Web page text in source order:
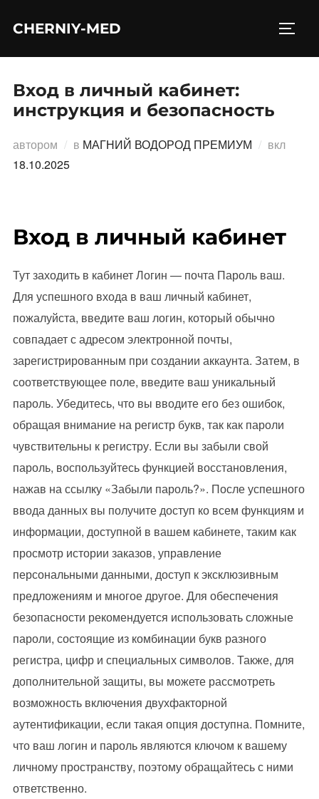
CHERNIY-MED
Вход в личный кабинет:
инструкция и безопасность
автором в МАГНИЙ ВОДОРОД ПРЕМИУМ вкл
18.10.2025
Вход в личный кабинет
Тут заходить в кабинет Логин — почта Пароль ваш.
Для успешного входа в ваш личный кабинет,
пожалуйста, введите ваш логин, который обычно
совпадает с адресом электронной почты,
зарегистрированным при создании аккаунта. Затем, в
соответствующее поле, введите ваш уникальный
пароль. Убедитесь, что вы вводите его без ошибок,
обращая внимание на регистр букв, так как пароли
чувствительны к регистру. Если вы забыли свой
пароль, воспользуйтесь функцией восстановления,
нажав на ссылку «Забыли пароль?». После успешного
ввода данных вы получите доступ ко всем функциям и
информации, доступной в вашем кабинете, таким как
просмотр истории заказов, управление
персональными данными, доступ к эксклюзивным
предложениям и многое другое. Для обеспечения
безопасности рекомендуется использовать сложные
пароли, состоящие из комбинации букв разного
регистра, цифр и специальных символов. Также, для
дополнительной защиты, вы можете рассмотреть
возможность включения двухфакторной
аутентификации, если такая опция доступна. Помните,
что ваш логин и пароль являются ключом к вашему
личному пространству, поэтому обращайтесь с ними
ответственно.